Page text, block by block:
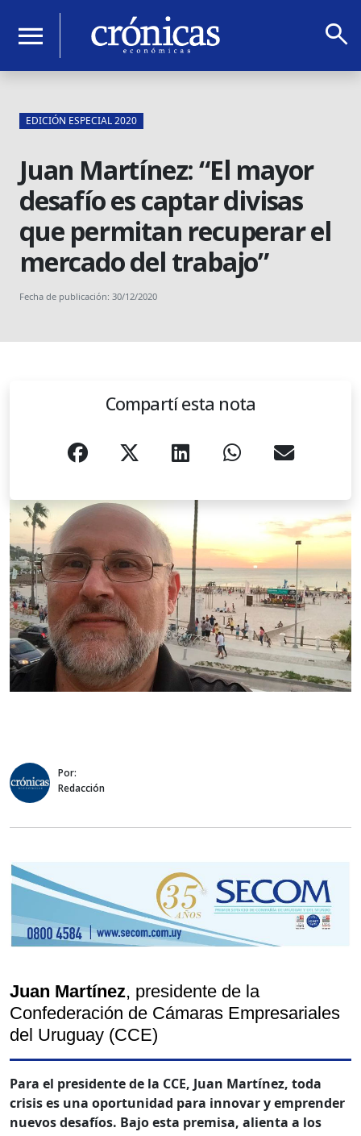
menu search
EDICIÓN ESPECIAL 2020
Juan Martínez: “El mayor
desafío es captar divisas
que permitan recuperar el
mercado del trabajo”
Fecha de publicación: 30/12/2020
Compartí esta nota
Por:
Redacción
Juan Martínez, presidente de la
Confederación de Cámaras Empresariales
del Uruguay (CCE)
Para el presidente de la CCE, Juan Martínez, toda
crisis es una oportunidad para innovar y emprender
nuevos desafíos. Bajo esta premisa, alienta a los